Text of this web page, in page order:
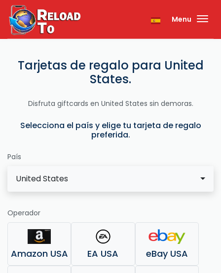
Menu
Tarjetas de regalo para United
States.
Disfruta giftcards en United States sin demoras.
Selecciona el país y elige tu tarjeta de regalo
preferida.
País
United States
Operador
Amazon USA EA USA eBay USA